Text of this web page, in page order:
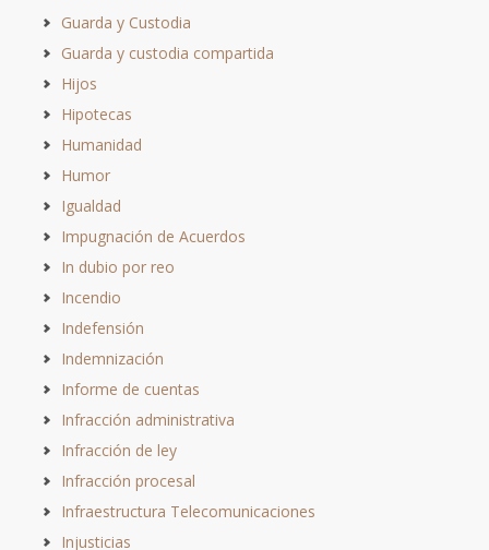
Guarda y Custodia
Guarda y custodia compartida
Hijos
Hipotecas
Humanidad
Humor
Igualdad
Impugnación de Acuerdos
In dubio por reo
Incendio
Indefensión
Indemnización
Informe de cuentas
Infracción administrativa
Infracción de ley
Infracción procesal
Infraestructura Telecomunicaciones
Injusticias